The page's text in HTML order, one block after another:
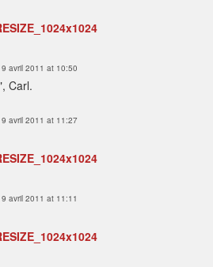
9 avril 2011 at 10:50
Carl.
9 avril 2011 at 11:27
9 avril 2011 at 11:11